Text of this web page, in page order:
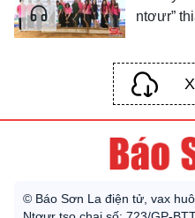
ntơưr”
© Báo Sơn La điện tử, vax